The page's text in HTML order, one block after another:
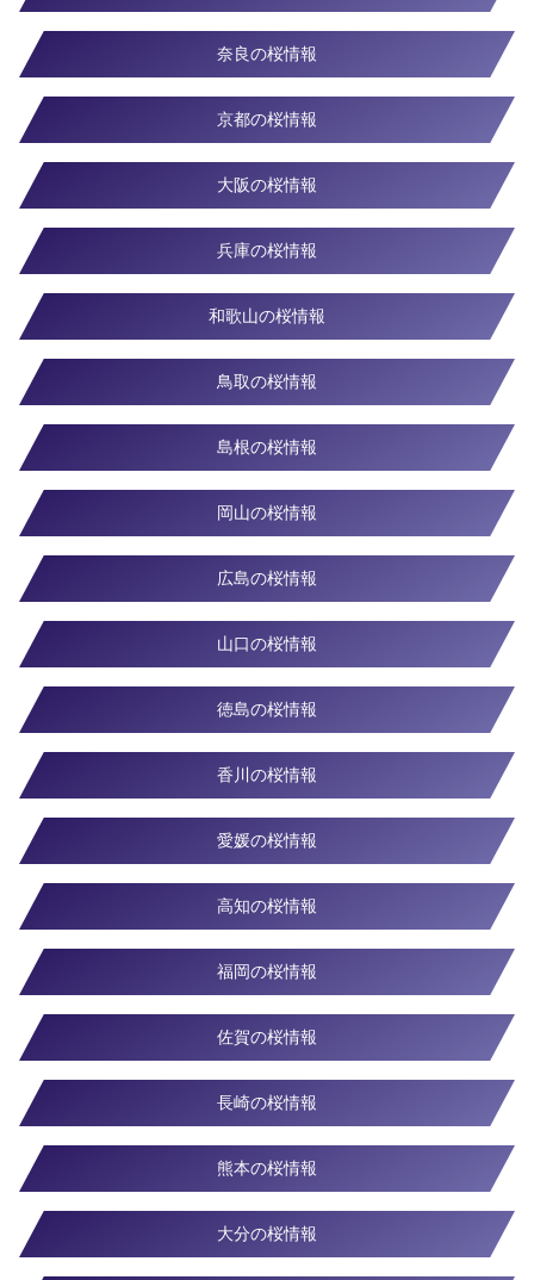
奈良の桜情報
京都の桜情報
大阪の桜情報
兵庫の桜情報
和歌山の桜情報
鳥取の桜情報
島根の桜情報
岡山の桜情報
広島の桜情報
山口の桜情報
徳島の桜情報
香川の桜情報
愛媛の桜情報
高知の桜情報
福岡の桜情報
佐賀の桜情報
長崎の桜情報
熊本の桜情報
大分の桜情報